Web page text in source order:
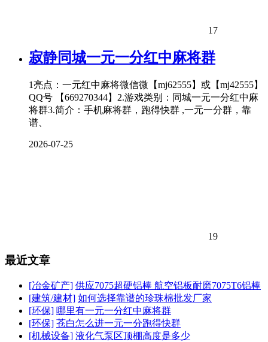
17
寂静同城一元一分红中麻将群
1亮点：一元红中麻将微信微【mj62555】或【mj42555】
QQ号 【669270344】2.游戏类别：同城一元一分红中麻
将群3.简介：手机麻将群，跑得快群 ,一元一分群，靠
谱、
2026-07-25
19
最近文章
[冶金矿产] 供应7075超硬铝棒 航空铝板耐磨7075T6铝棒
[建筑/建材] 如何选择靠谱的珍珠棉批发厂家
[环保] 哪里有一元一分红中麻将群
[环保] 苍白怎么进一元一分跑得快群
[机械设备] 液化气泵区顶棚高度是多少